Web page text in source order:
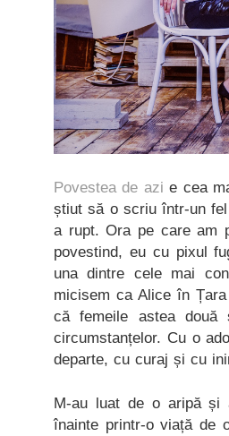
Povestea de azie cea
știut să o scriu într-un
a rupt. Ora pe care am
povestind, eu cu pixul
una dintre cele mai
micisem ca Alice în
că femeile astea
circumstanțelor. Cu o
departe, cu curaj și cu
M-au luat de o aripă
înainte printr-o viață de